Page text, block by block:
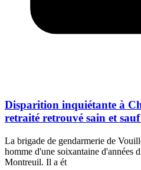
Disparition inquiétante à
retraité retrouvé sain et
La brigade de gendarmerie de
homme d'une soixantaine d'années
Montreuil. Il a ét